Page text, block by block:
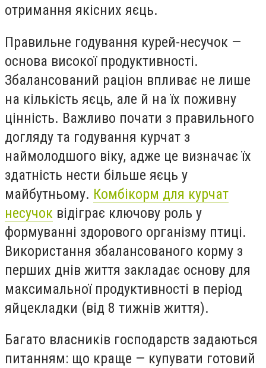
отримання якісних яєць.
Правильне годування курей-несучок —
основа високої продуктивності.
Збалансований раціон впливає не лише
на кількість яєць, але й на їх поживну
цінність. Важливо почати з правильного
догляду та годування курчат з
наймолодшого віку, адже це визначає їх
здатність нести більше яєць у
майбутньому. Комбікорм для курчат
несучок відіграє ключову роль у
формуванні здорового організму птиці.
Використання збалансованого корму з
перших днів життя закладає основу для
максимальної продуктивності в період
яйцекладки (від 8 тижнів життя).
Багато власників господарств задаються
питанням: що краще — купувати готовий